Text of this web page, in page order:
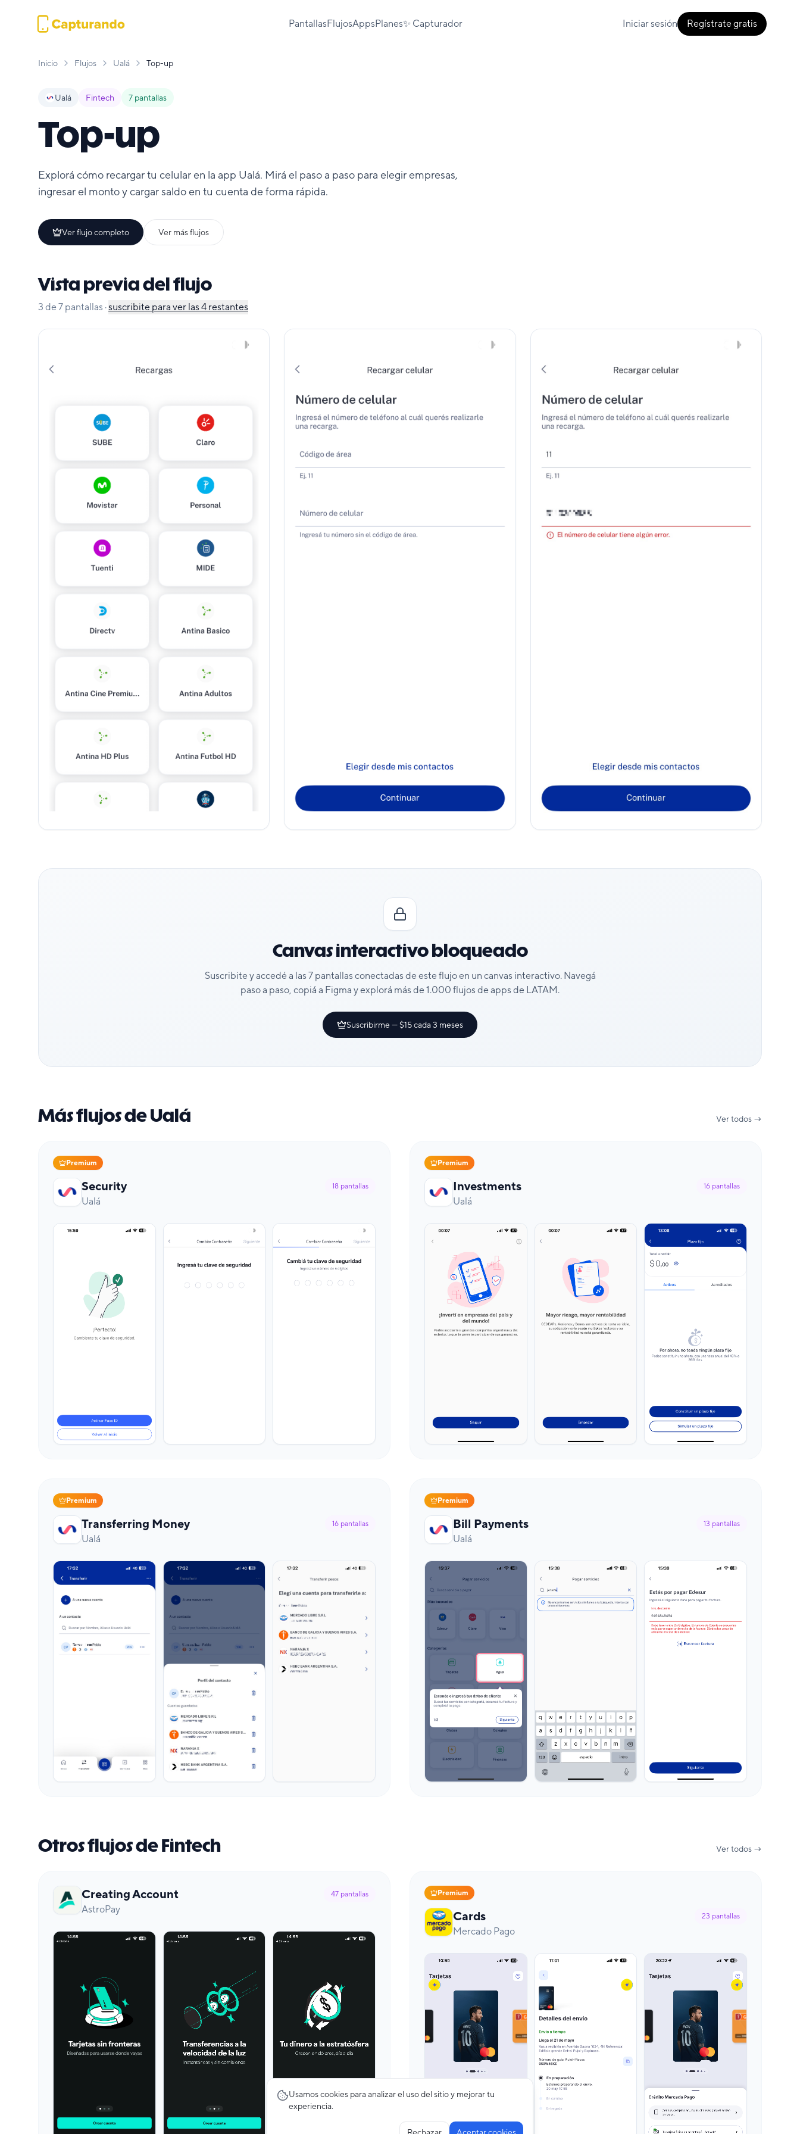
PantallasFlujosAppsPlanes✨ Capturador Iniciar sesión Regístrate gratis
Inicio Flujos Ualá Top-up
Ualá Fintech 7 pantallas
Top-up
Explorá cómo recargar tu celular en la app Ualá. Mirá el paso a paso para elegir empresas,
ingresar el monto y cargar saldo en tu cuenta de forma rápida.
Ver flujo completo Ver más flujos
Vista previa del flujo
3 de 7 pantallas ·suscribite para ver las 4 restantes
Canvas interactivo bloqueado
Suscribite y accedé a las 7pantallas conectadas de este flujo en un canvas interactivo. Navegá
paso a paso, copiá a Figma y explorá más de 1.000 flujos de apps de LATAM.
Suscribirme — $15 cada 3 meses
Más flujos de Ualá Ver todos →
Premium
Security
Ualá
18 pantallas
Premium
Investments
Ualá
16 pantallas
Premium
Transferring Money
Ualá
16 pantallas
Premium
Bill Payments
Ualá
13 pantallas
Otros flujos de Fintech Ver todos →
Creating Account
AstroPay
47 pantallas Premium
Cards
Mercado Pago
23 pantallas
Usamos cookies para analizar el uso del sitio y mejorar tu
experiencia.